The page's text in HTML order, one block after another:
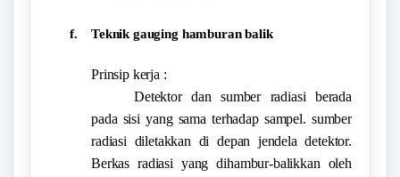
f. Teknik gauging hamburan balik
Prinsip kerja :
Detektor dan sumber radiasi berada
pada sisi yang sama terhadap sampel. sumber
radiasi diletakkan di depan jendela detektor.
Berkas radiasi yang dihambur-balikkan oleh